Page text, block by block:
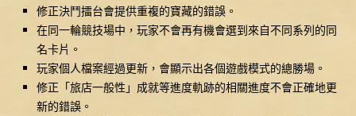
修正決鬥擂台會提供重複的寶藏的錯誤。
在同一輪競技場中，玩家不會再有機會選到來自不同系列的同
名卡片。
玩家個人檔案經過更新，會顯示出各個遊戲模式的總勝場。
修正「旅店一般性」成就等進度軌跡的相關進度不會正確地更
新的錯誤。